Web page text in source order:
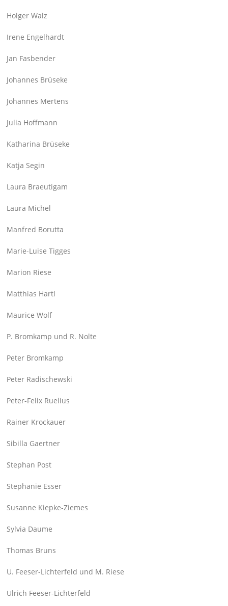
Holger Walz
Irene Engelhardt
Jan Fasbender
Johannes Brüseke
Johannes Mertens
Julia Hoffmann
Katharina Brüseke
Katja Segin
Laura Braeutigam
Laura Michel
Manfred Borutta
Marie-Luise Tigges
Marion Riese
Matthias Hartl
Maurice Wolf
P. Bromkamp und R. Nolte
Peter Bromkamp
Peter Radischewski
Peter-Felix Ruelius
Rainer Krockauer
Sibilla Gaertner
Stephan Post
Stephanie Esser
Susanne Kiepke-Ziemes
Sylvia Daume
Thomas Bruns
U. Feeser-Lichterfeld und M. Riese
Ulrich Feeser-Lichterfeld